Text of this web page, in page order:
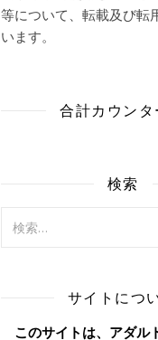
等について、転載及び転
います。
合計カウンタ
検索
サイトにつ
このサイトは、アダル